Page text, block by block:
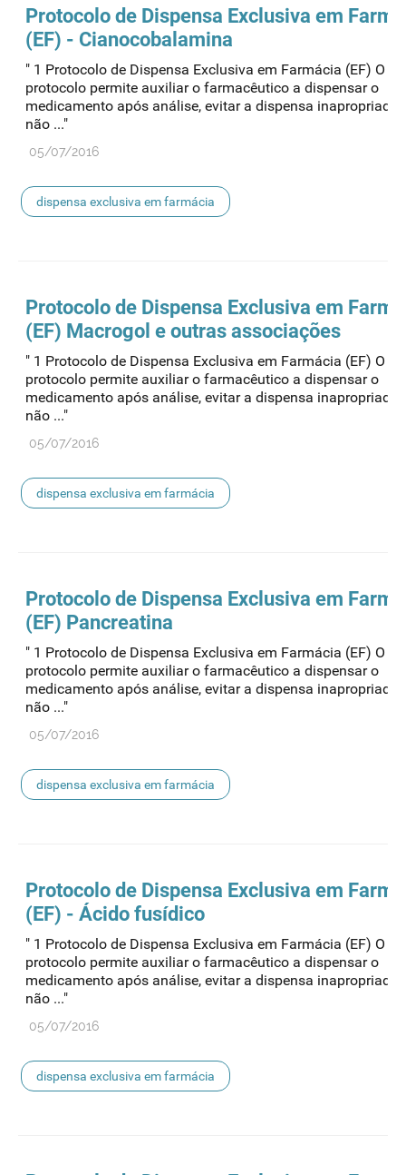
Protocolo de Dispensa Exclusiva em
(EF) - Cianocobalamina
" 1 Protocolo de Dispensa Exclusiva em Farmácia (EF) O
protocolo permite auxiliar o farmacêutico a dispensar o
medicamento após análise, evitar a dispensa inapropriada
não ..."
05/07/2016
dispensa exclusiva em farmácia
Protocolo de Dispensa Exclusiva em
(EF) Macrogol e outras associações
" 1 Protocolo de Dispensa Exclusiva em Farmácia (EF) O
protocolo permite auxiliar o farmacêutico a dispensar o
medicamento após análise, evitar a dispensa inapropriada
não ..."
05/07/2016
dispensa exclusiva em farmácia
Protocolo de Dispensa Exclusiva em
(EF) Pancreatina
" 1 Protocolo de Dispensa Exclusiva em Farmácia (EF) O
protocolo permite auxiliar o farmacêutico a dispensar o
medicamento após análise, evitar a dispensa inapropriada
não ..."
05/07/2016
dispensa exclusiva em farmácia
Protocolo de Dispensa Exclusiva em
(EF) - Ácido fusídico
" 1 Protocolo de Dispensa Exclusiva em Farmácia (EF) O
protocolo permite auxiliar o farmacêutico a dispensar o
medicamento após análise, evitar a dispensa inapropriada
não ..."
05/07/2016
dispensa exclusiva em farmácia